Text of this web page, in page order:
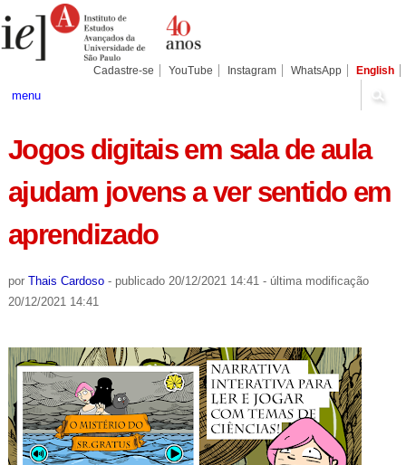
para
conteúdo.
Pessoais
Cadastre-se YouTube Instagram WhatsApp English
menu
Jogos digitais em sala de aula
ajudam jovens a ver sentido em
aprendizado
por Thais Cardoso - publicado20/12/2021 14:41 - última modificação
20/12/2021 14:41